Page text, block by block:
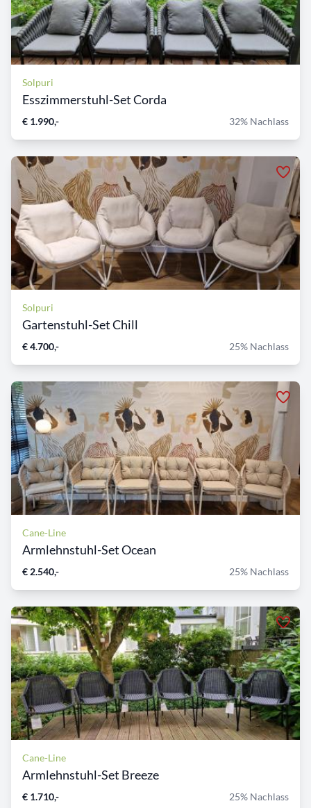
Solpuri
Esszimmerstuhl-Set Corda
€ 1.990,- 32% Nachlass
Solpuri
Gartenstuhl-Set Chill
€ 4.700,- 25% Nachlass
Cane-Line
Armlehnstuhl-Set Ocean
€ 2.540,- 25% Nachlass
Cane-Line
Armlehnstuhl-Set Breeze
€ 1.710,- 25% Nachlass